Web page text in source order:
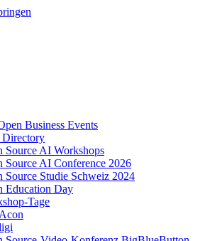
Business Events
Directory
Source AI Workshops
Source AI Conference 2026
Source Studie Schweiz 2024
Education Day
Tage